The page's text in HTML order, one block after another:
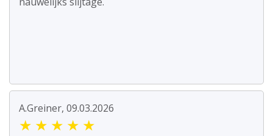
A.Greiner, 09.03.2026
★ ★ ★ ★ ★